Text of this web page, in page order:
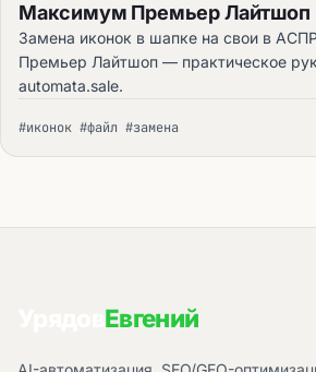
Максимум Премьер Лайтшоп
Замена иконок в шапке на свои в
Премьер Лайтшоп — практическое
automata.sale.
#иконок #файл #замена
Евгений